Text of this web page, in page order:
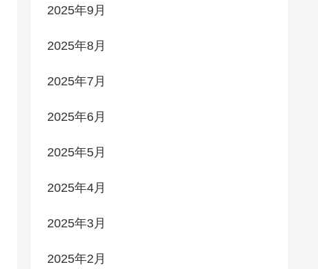
2025年9月
2025年8月
2025年7月
2025年6月
2025年5月
2025年4月
2025年3月
2025年2月